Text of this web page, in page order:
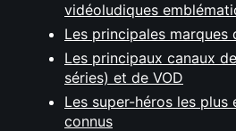
vidéoludiques
Les principales marques
Les principaux canaux
séries) et de VOD
Les super-héros les plus
connus